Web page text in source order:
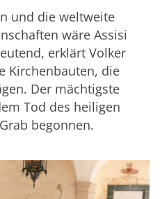
und die weltweite
wäre Assisi
erklärt Volker
Kirchenbauten, die
Der mächtigste
Tod des heiligen
begonnen.